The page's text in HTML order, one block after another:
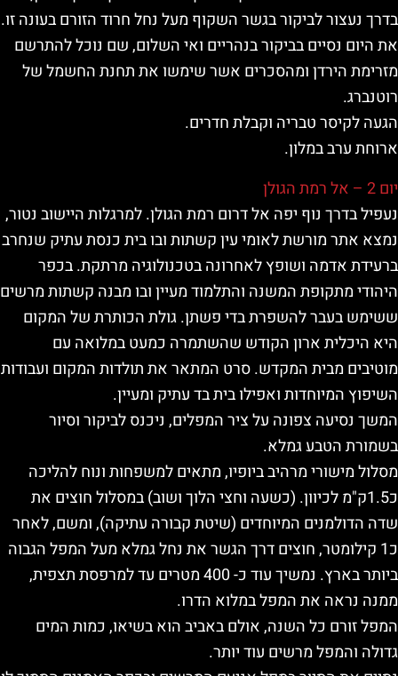
בדרך נעצור לביקור בגשר השקוף מעל נחל חרוד הזורם בעונה זו.
את היום נסיים בביקור בנהריים ואי השלום, שם נוכל להתרשם
מזרימת הירדן ומהסכרים אשר שימשו את תחנת החשמל של
רוטנברג.
הגעה לקיסר טבריה וקבלת חדרים.
ארוחת ערב במלון.
יום 2 – אל רמת הגולן
נעפיל בדרך נוף יפה אל דרום רמת הגולן. למרגלות היישוב נטור,
נמצא אתר מורשת לאומי עין קשתות ובו בית כנסת עתיק שנחרב
ברעידת אדמה ושופץ לאחרונה בטכנולוגיה מרתקת. בכפר
היהודי מתקופת המשנה והתלמוד מעיין ובו מבנה קשתות מרשים
ששימש בעבר להשפרת בדי פשתן. גולת הכותרת של המקום
היא היכלית ארון הקודש שהשתמרה כמעט במלואה עם
מוטיבים מבית המקדש. סרט המתאר את תולדות המקום ועבודות
השיפוץ המיוחדות ואפילו בית בד עתיק ומעיין.
המשך נסיעה צפונה על ציר המפלים, ניכנס לביקור וסיור
בשמורת הטבע גמלא.
מסלול מישורי מרהיב ביופיו, מתאים למשפחות ונוח להליכה
כ1.5ק"מ לכיוון. (כשעה וחצי הלוך ושוב) במסלול חוצים את
שדה הדולמנים המיוחדים (שיטת קבורה עתיקה), ומשם, לאחר
כ1 קילומטר, חוצים דרך הגשר את נחל גמלא מעל המפל הגבוה
ביותר בארץ. נמשיך עוד כ- 400 מטרים עד למרפסת תצפית,
ממנה נראה את המפל במלוא הדרו.
המפל זורם כל השנה, אולם באביב הוא בשיאו, כמות המים
גדולה והמפל מרשים עוד יותר.